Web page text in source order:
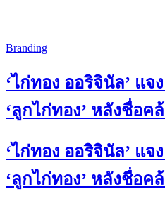
Branding
‘ไก่ทอง ออริจินัล’ แจ
‘ลูกไก่ทอง’ หลังชื่อ
‘ไก่ทอง ออริจินัล’ แจ
‘ลูกไก่ทอง’ หลังชื่อ